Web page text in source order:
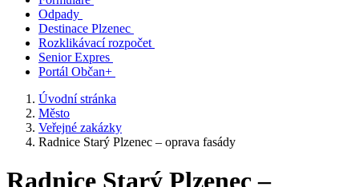
Odpady
Destinace Plzenec
Rozklikávací rozpočet
Senior Expres
Portál Občan+
Úvodní stránka
Město
Veřejné zakázky
Radnice Starý Plzenec – oprava fasády
Radnice Starý Plzenec –